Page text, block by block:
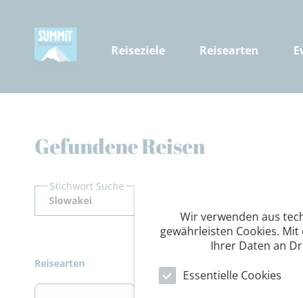
Reiseziele Reisearten
Gefundene Reisen
Stichwort Suche
Reisearten
>
Wir verwenden aus
gewährleisten Cookies.
Ihrer Daten an
Essentielle Cookies